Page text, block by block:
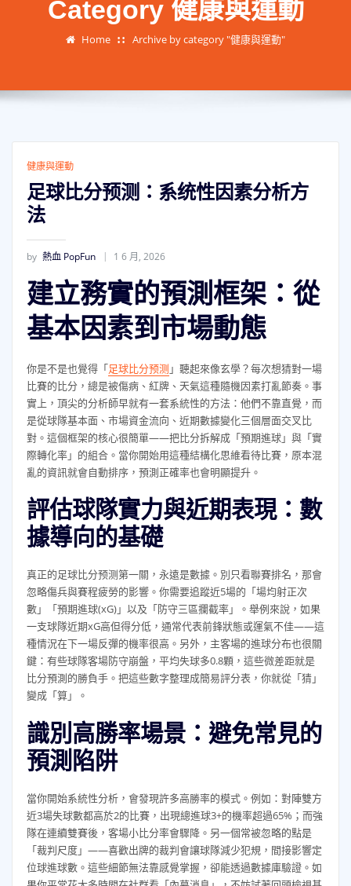
Category 健康與運動
Home Archive by category "健康與運動"
健康與運動
足球比分预测：系统性因素分析方
法
by 熱血 PopFun 1 6 月, 2026
建立務實的預測框架：從
基本因素到市場動態
你是不是也覺得「足球比分预测 」聽起來像玄學？每次想猜對一場
比賽的比分，總是被傷病、紅牌、天氣這種隨機因素打亂節奏。事
實上，頂尖的分析師早就有一套系統性的方法：他們不靠直覺，而
是從球隊基本面、市場資金流向、近期數據變化三個層面交叉比
對。這個框架的核心很簡單——把比分拆解成「預期進球」與「實
際轉化率」的組合。當你開始用這種結構化思維看待比賽，原本混
亂的資訊就會自動排序，預測正確率也會明顯提升。
評估球隊實力與近期表現：數
據導向的基礎
真正的足球比分预测第一關，永遠是數據。別只看聯賽排名，那會
忽略傷兵與賽程疲勞的影響。你需要追蹤近5場的「場均射正次
數」「預期進球(xG)」以及「防守三區攔截率」。舉例來說，如果
一支球隊近期xG高但得分低，通常代表前鋒狀態或運氣不佳——這
種情況在下一場反彈的機率很高。另外，主客場的進球分布也很關
鍵：有些球隊客場防守崩盤，平均失球多0.8顆，這些微差距就是
比分預測的勝負手。把這些數字整理成簡易評分表，你就從「猜」
變成「算」。
識別高勝率場景：避免常見的
預測陷阱
當你開始系統性分析，會發現許多高勝率的模式。例如：對陣雙方
近3場失球數都高於2的比賽，出現總進球3+的機率超過65%；而強
隊在連續雙賽後，客場小比分率會驟降。另一個常被忽略的點是
「裁判尺度」——喜歡出牌的裁判會讓球隊減少犯規，間接影響定
位球進球數。這些細節無法靠感覺掌握，卻能透過數據庫驗證。如